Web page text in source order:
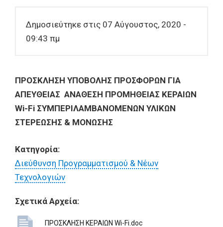
Δημοσιεύτηκε στις 07 Αύγουστος, 2020 -
09:43 πμ
ΠΡΟΣΚΛΗΣΗ ΥΠΟΒΟΛΗΣ ΠΡΟΣΦΟΡΩΝ ΓΙΑ
ΑΠΕΥΘΕΙΑΣ ΑΝΑΘΕΣΗ ΠΡΟΜΗΘΕΙΑΣ ΚΕΡΑΙΩΝ
Wi-Fi ΣΥΜΠΕΡΙΛΑΜΒΑΝΟΜΕΝΩΝ ΥΛΙΚΩΝ
ΣΤΕΡΕΩΣΗΣ & ΜΟΝΩΣΗΣ
Κατηγορία:
Διεύθυνση Προγραμματισμού & Νέων
Τεχνολογιών
Σχετικά Αρχεία:
ΠΡΟΣΚΛΗΣΗ ΚΕΡΑΙΩΝ Wi-Fi.doc